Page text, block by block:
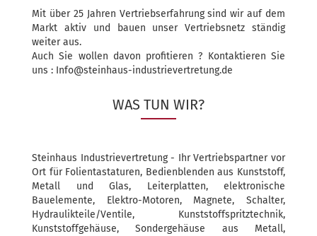
Mit über 25 Jahren Vertriebserfahrung sind wir auf dem
Markt aktiv und bauen unser Vertriebsnetz ständig
weiter aus.
Auch Sie wollen davon profitieren ? Kontaktieren Sie
uns : Info@steinhaus-industrievertretung.de
WAS TUN WIR?
Steinhaus Industrievertretung - Ihr Vertriebspartner vor
Ort für Folientastaturen, Bedienblenden aus Kunststoff,
Metall und Glas, Leiterplatten, elektronische
Bauelemente, Elektro-Motoren, Magnete, Schalter,
Hydraulikteile/Ventile, Kunststoffspritztechnik,
Kunststoffgehäuse, Sondergehäuse aus Metall,